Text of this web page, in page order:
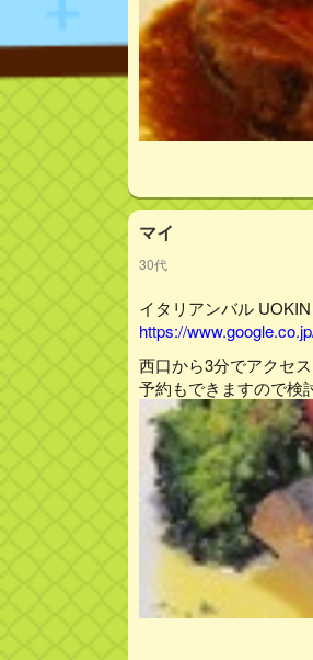
マイ
30代
イタリアンバル
https://
西口から3分でアクセ
予約もできますので検